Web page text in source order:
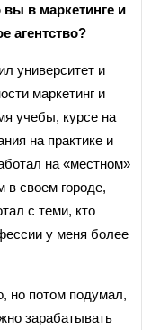
вы в маркетинге и
агентство?
университет и
маркетинг и
учебы, курсе на
на практике и
на «местном»
в своем городе,
с теми, кто
у меня более
но потом подумал,
зарабатывать